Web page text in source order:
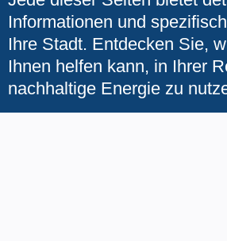
Informationen und
Ihre Stadt. Entdecken Sie,
Ihnen helfen kann, in Ihrer
nachhaltige Energie zu